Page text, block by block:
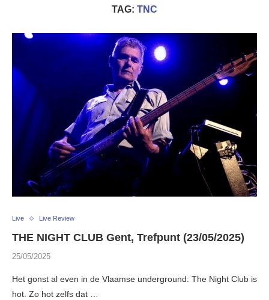
TAG: TNC
Live Live Review
THE NIGHT CLUB Gent, Trefpunt (23/05/2025)
25/05/2025
Het gonst al even in de Vlaamse underground: The Night Club is
hot. Zo hot zelfs dat …